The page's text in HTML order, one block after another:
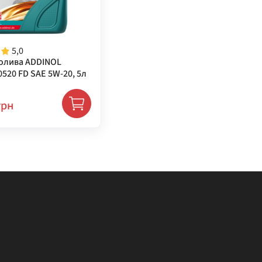
5,0
ADDINOL
FD SAE 5W-20, 5л